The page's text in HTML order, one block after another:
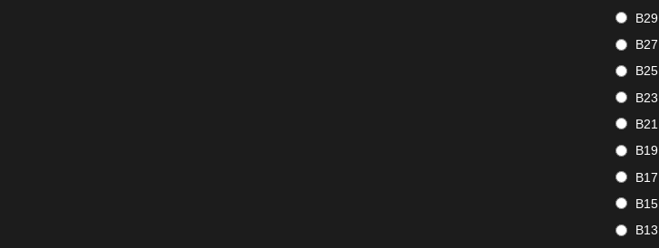
B29
B27
B25
B23
B21
B19
B17
B15
B13